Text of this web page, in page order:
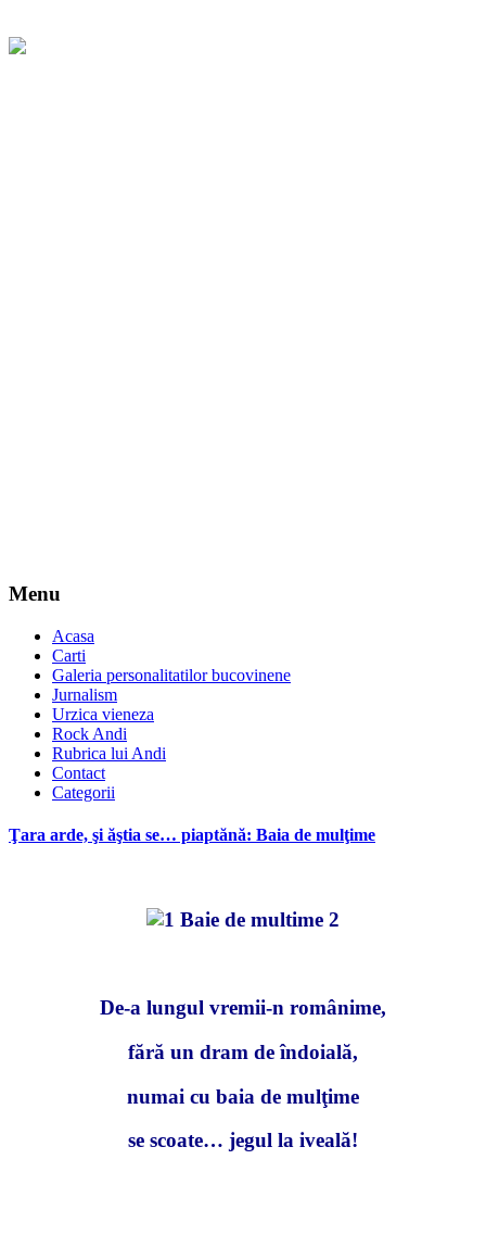
Menu
Acasa
Carti
Galeria personalitatilor bucovinene
Jurnalism
Urzica vieneza
Rock Andi
Rubrica lui Andi
Contact
Categorii
Ţara arde, şi ăştia se… piaptănă: Baia de mulţime
De-a lungul vremii-n românime,
fără un dram de îndoială,
numai cu baia de mulţime
se scoate… jegul la iveală!